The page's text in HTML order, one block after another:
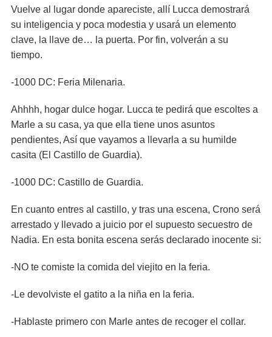
Vuelve al lugar donde apareciste, allí Lucca demostrará
su inteligencia y poca modestia y usará un elemento
clave, la llave de… la puerta. Por fin, volverán a su
tiempo.
-1000 DC: Feria Milenaria.
Ahhhh, hogar dulce hogar. Lucca te pedirá que escoltes a
Marle a su casa, ya que ella tiene unos asuntos
pendientes, Así que vayamos a llevarla a su humilde
casita (El Castillo de Guardia).
-1000 DC: Castillo de Guardia.
En cuanto entres al castillo, y tras una escena, Crono será
arrestado y llevado a juicio por el supuesto secuestro de
Nadia. En esta bonita escena serás declarado inocente si:
-NO te comiste la comida del viejito en la feria.
-Le devolviste el gatito a la niña en la feria.
-Hablaste primero con Marle antes de recoger el collar.